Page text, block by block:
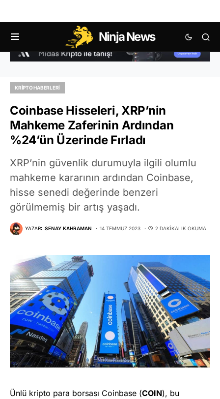
Ninja News
KRIPTO HABERLERI
Coinbase Hisseleri, XRP’nin
Mahkeme Zaferinin Ardından
%24’ün Üzerinde Fırladı
XRP’nin güvenlik durumuyla ilgili olumlu
mahkeme kararının ardından Coinbase,
hisse senedi değerinde benzeri
görülmemiş bir artış yaşadı.
YAZAR: SENAY KAHRAMAN 14 TEMMUZ 2023 2 DAKIKALIK OKUMA
Ünlü kripto para borsası Coinbase (COIN), bu